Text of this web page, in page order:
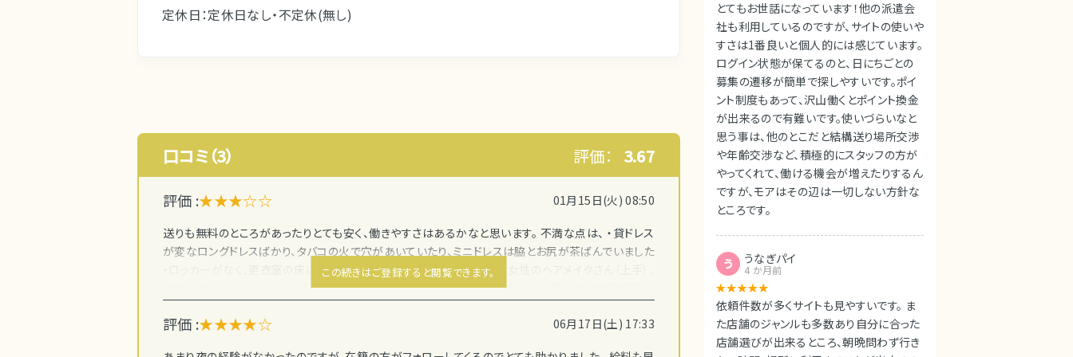
定休日：定休日なし・不定休(無し)
口コミ（3） 評価： 3.67
評価 :★★★☆☆ 01月15日(火) 08:50
送りも無料のところがあったりとても安く、働きやすさはあるかなと思います。 不満な点は、 ・貸ドレス
が変なロングドレスばかり、タバコの火で穴があいていたり、ミニドレスは脇とお尻が茶ばんでいました
・ロッカーがなく、更衣室の床に荷物を置く、貴重品だけ預かり ・水曜は女性のヘアメイクさん（上手）、
他がそのお兄さんというおじいちゃんでヘアメイクが下手で巻がすぐ取れる ・在籍の方は年齢層高め
ないので自己責任 ・ボーイさんいい人（みんなかなり年季入ってる） ・送りのボーイさん（結構歳いって
この続きはご登録すると閲覧できます。
評価 :★★★★☆ 06月17日(土) 17:33
とてもお世話になっています！他の派遣会
社も利用しているのですが、サイトの使いや
すさは1番良いと個人的には感じています。
ログイン状態が保てるのと、日にちごとの
募集の遷移が簡単で探しやすいです。ポイ
ント制度もあって、沢山働くとポイント換金
が出来るので有難いです。使いづらいなと
思う事は、他のとこだと結構送り場所交渉
や年齢交渉など、積極的にスタッフの方が
やってくれて、働ける機会が増えたりするん
ですが、モアはその辺は一切しない方針な
ところです。
う うなぎパイ
4 か月前
依頼件数が多くサイトも見やすいです。 ま
た店舗のジャンルも多数あり自分に合った
店舗選びが出来るところ、朝晩問わず行き